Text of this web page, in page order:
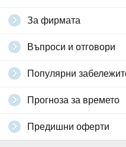
За фирмата
Въпроси и отговори
Популярни
Прогноза за времето
Предишни оферти